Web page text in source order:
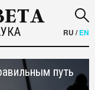
RU /EN
путь